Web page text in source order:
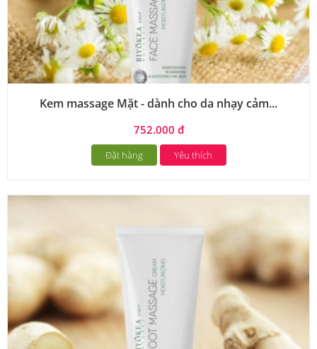
Kem massage Mặt - dành cho da nhạy cảm...
752.000 đ
Đặt hàng Yêu thích